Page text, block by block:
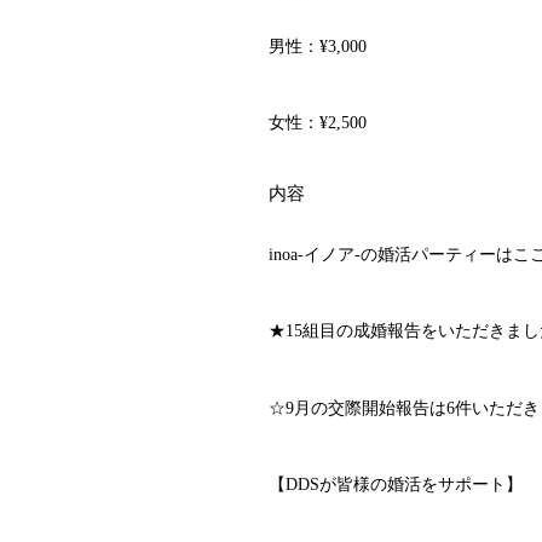
男性： ¥3,000
女性： ¥2,500
内容
inoa-イノア-の婚活パーティーはこ
★15組目の成婚報告をいただきま
☆9月の交際開始報告は6件いただ
【DDSが皆様の婚活をサポート】